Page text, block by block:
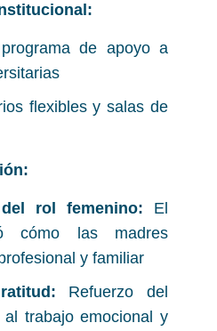
de apoyo a
flexibles y salas de
rol femenino: El
cómo las madres
y familiar
Refuerzo del
al trabajo emocional y